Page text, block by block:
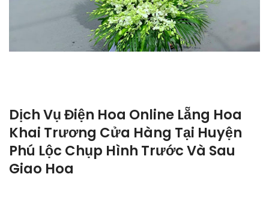
Dịch Vụ Điện Hoa Online Lẵng Hoa
Khai Trương Cửa Hàng Tại Huyện
Phú Lộc Chụp Hình Trước Và Sau
Giao Hoa